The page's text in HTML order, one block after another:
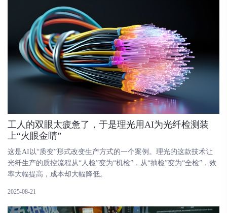
​工人的双眼太疲惫了，于是理光用AI为光纤检测装
上“火眼金睛”
这是AI以“质变”形式改变生产方式的一个案例。理光的这款技术让
光纤生产的质控流程从“人检”变为“机检”，从“抽检”变为“全检”，效
率大幅提高，成本却大幅降低。
2025-08-21